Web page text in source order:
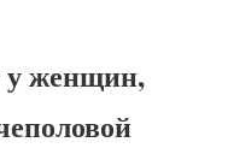
у женщин,